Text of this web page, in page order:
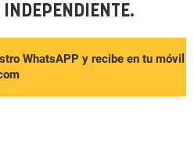
INDEPENDIENTE.
WhatsAPP y recibe en tu móvil